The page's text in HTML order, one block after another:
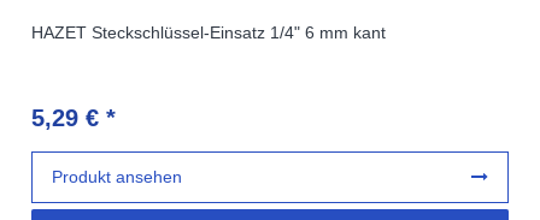
HAZET Steckschlüssel-Einsatz 1/4" 6 mm kant
5,29 € *
Produkt ansehen